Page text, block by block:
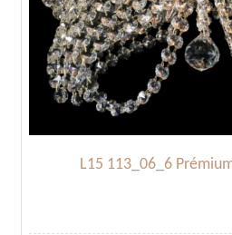
L15 113_06_6